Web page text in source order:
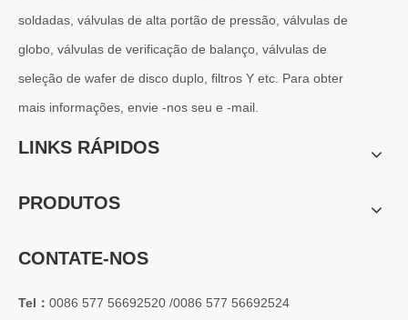
Os sistemas de engenharia naval operam em alguns dos
soldadas, válvulas de alta portão de pressão, válvulas de
globo, válvulas de verificação de balanço, válvulas de
seleção de wafer de disco duplo, filtros Y etc. Para obter
mais informações, envie -nos seu e -mail.
LINKS RÁPIDOS
PRODUTOS
CONTATE-NOS
Tel： 0086 577 56692520 /0086 577 56692524